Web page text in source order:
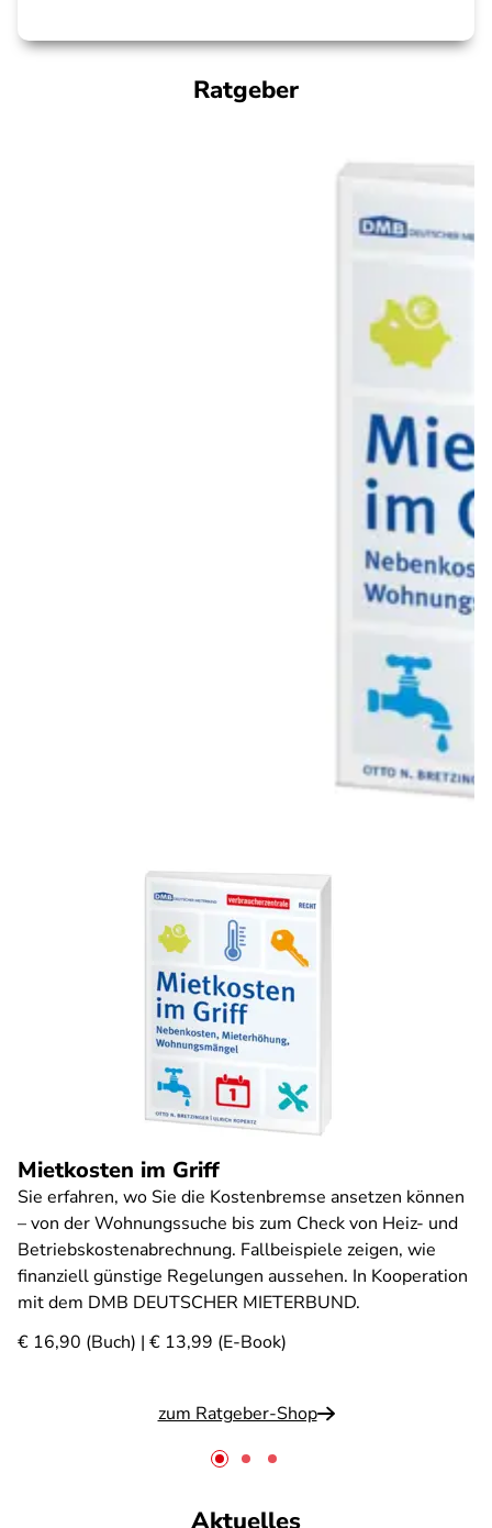
Ratgeber
Mietkosten im Griff
Sie erfahren, wo Sie die Kostenbremse ansetzen können
– von der Wohnungssuche bis zum Check von Heiz- und
Betriebskostenabrechnung. Fallbeispiele zeigen, wie
finanziell günstige Regelungen aussehen. In Kooperation
mit dem DMB DEUTSCHER MIETERBUND.
€ 16,90 (Buch) | € 13,99 (E-Book)
zum Ratgeber-Shop
Aktuelles